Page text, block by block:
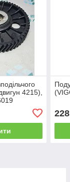
4215),
228